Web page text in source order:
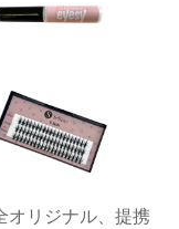
オリジナル、提携